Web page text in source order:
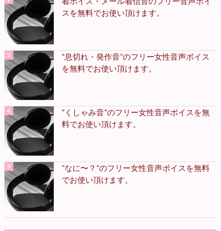
スを無料でお使い頂けます。
“息切れ・発作音”のフリー女性音声ボイス
を無料でお使い頂けます。
“くしゃみ音”のフリー女性音声ボイスを無
料でお使い頂けます。
“なに〜？”のフリー女性音声ボイスを無料
でお使い頂けます。